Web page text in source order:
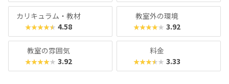
カリキュラム・教材
★★★★★ 4.58
教室外の環境
★★★★★ 3.92
教室の雰囲気
★★★★★ 3.92
料金
★★★★★ 3.33